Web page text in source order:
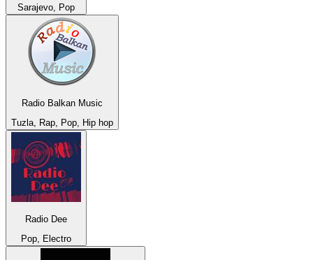
Sarajevo, Pop
Radio Balkan Music
Tuzla, Rap, Pop, Hip hop
Radio Dee
Pop, Electro